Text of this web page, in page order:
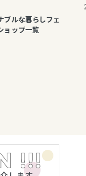
ルな暮らしフェ
ップ一覧